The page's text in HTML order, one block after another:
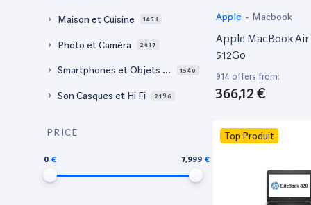
Maison et Cuisine 1453
Photo et Caméra 2417
Smartphones et Objets c
1540
Son Casques et Hi Fi 2196
PRICE
0 7,999
Apple - Macbook
Apple MacBook Air
512Go
914 offers from:
366,12 €
Top Produit